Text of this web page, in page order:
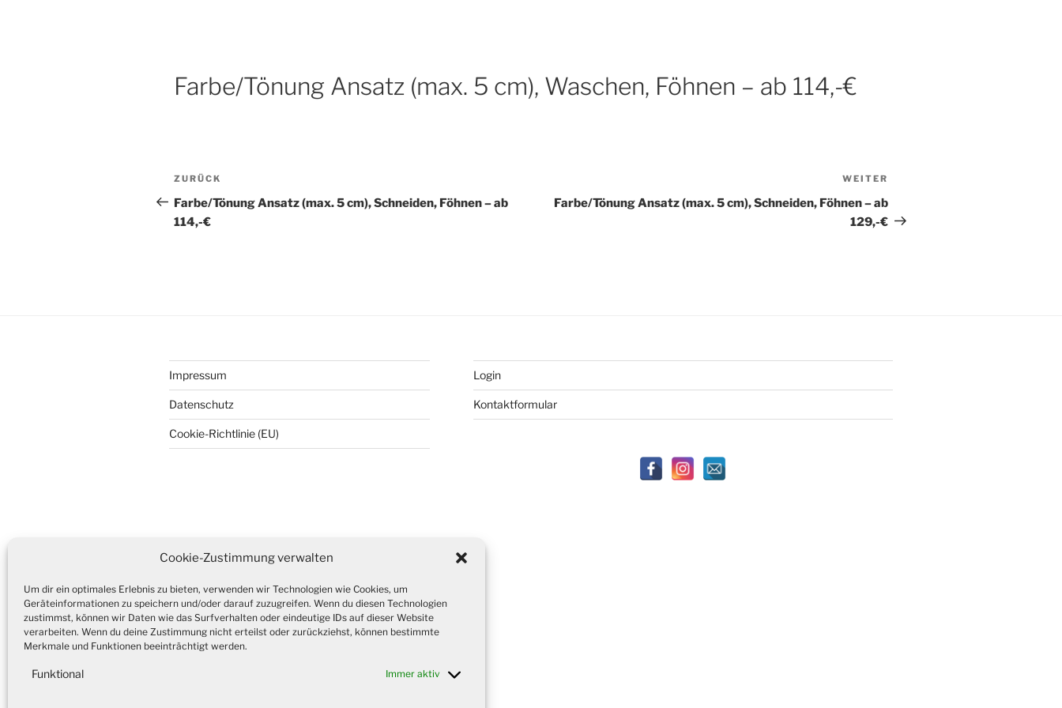
Cookie-Zustimmung verwalten
Um dir ein optimales Erlebnis zu bieten, verwenden wir Technologien wie Cookies, um
Geräteinformationen zu speichern und/oder darauf zuzugreifen. Wenn du diesen Technologien
zustimmst, können wir Daten wie das Surfverhalten oder eindeutige IDs auf dieser Website
verarbeiten. Wenn du deine Zustimmung nicht erteilst oder zurückziehst, können bestimmte
Merkmale und Funktionen beeinträchtigt werden.
Funktional Immer aktiv
Farbe/Tönung Ansatz (max. 5 cm), Waschen, Föhnen – ab 114,-€
Beitragsnavigation
Vorheriger
Beitrag
ZURÜCK
Farbe/Tönung Ansatz (max. 5 cm), Schneiden, Föhnen – ab
114,-€
Beitrag
WEITER
Farbe/Tönung Ansatz (max. 5 cm), Schneiden, Föhnen – ab
129,-€
Impressum
Datenschutz
Cookie-Richtlinie (EU)
Login
Kontaktformular
Webdesign by Dives Consulting
Webdesign by Dives Consulting
Datenschutzerklärung